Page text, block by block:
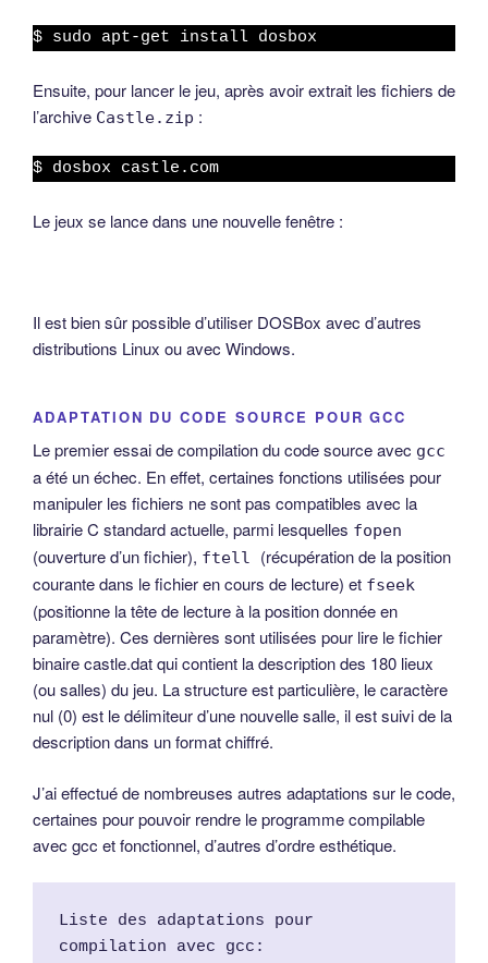
$ sudo apt-get install dosbox
Ensuite, pour lancer le jeu, après avoir extrait les fichiers de
l’archive Castle.zip :
$ dosbox castle.com
Le jeux se lance dans une nouvelle fenêtre :
Il est bien sûr possible d’utiliser DOSBox avec d’autres
distributions Linux ou avec Windows.
ADAPTATION DU CODE SOURCE POUR GCC
Le premier essai de compilation du code source avec gcc
a été un échec. En effet, certaines fonctions utilisées pour
manipuler les fichiers ne sont pas compatibles avec la
librairie C standard actuelle, parmi lesquelles fopen
(ouverture d’un fichier), ftell (récupération de la position
courante dans le fichier en cours de lecture) et fseek
(positionne la tête de lecture à la position donnée en
paramètre). Ces dernières sont utilisées pour lire le fichier
binaire castle.dat qui contient la description des 180 lieux
(ou salles) du jeu. La structure est particulière, le caractère
nul (0) est le délimiteur d’une nouvelle salle, il est suivi de la
description dans un format chiffré.
J’ai effectué de nombreuses autres adaptations sur le code,
certaines pour pouvoir rendre le programme compilable
avec gcc et fonctionnel, d’autres d’ordre esthétique.
Liste des adaptations pour
compilation avec gcc: